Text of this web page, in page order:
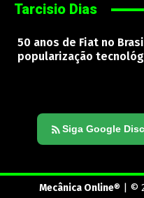
Tarcisio Dias
50 anos de Fiat no
popularização
Siga Google
Mecânica Online® | ©